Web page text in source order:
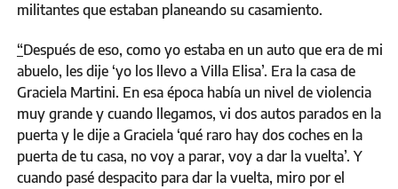
militantes que estaban planeando su casamiento.
“Después de eso, como yo estaba en un auto que era de mi
abuelo, les dije ‘yo los llevo a Villa Elisa’. Era la casa de
Graciela Martini. En esa época había un nivel de violencia
muy grande y cuando llegamos, vi dos autos parados en la
puerta y le dije a Graciela ‘qué raro hay dos coches en la
puerta de tu casa, no voy a parar, voy a dar la vuelta’. Y
cuando pasé despacito para dar la vuelta, miro por el